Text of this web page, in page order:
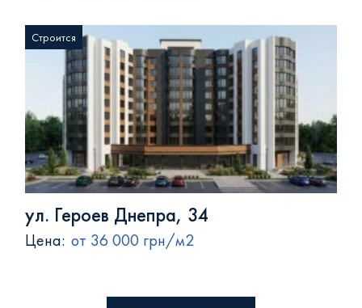
Строится
ул. Героев Днепра, 34
Цена: от 36 000 грн/м2